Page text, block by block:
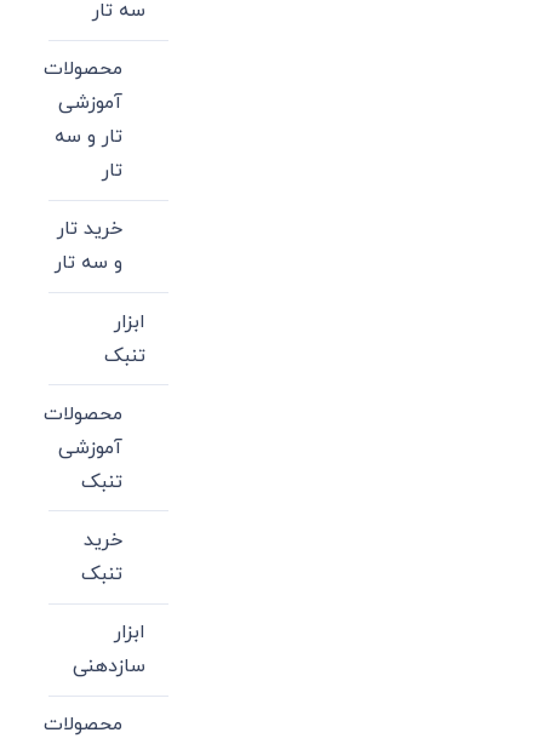
سه تار
محصولات
آموزشی
تار و سه
تار
خرید تار
و سه تار
ابزار
تنبک
محصولات
آموزشی
تنبک
خرید
تنبک
ابزار
سازدهنی
محصولات